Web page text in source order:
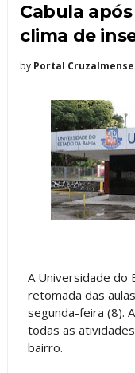
Cabula
clima de
by Portal Cruzalmense
A Universidade do
retomada das
segunda-feira (8).
todas as
bairro.